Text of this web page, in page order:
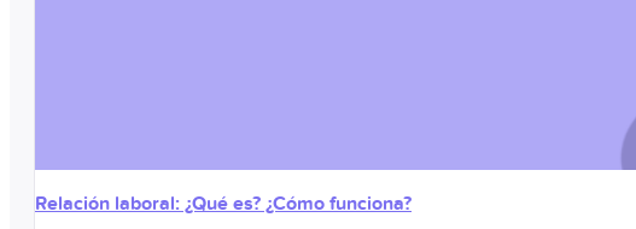
Relación laboral: ¿Qué es? ¿Cómo funciona?